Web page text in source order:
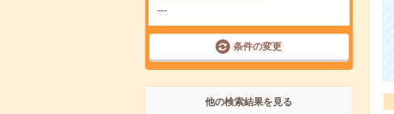
---
条件の変更
他の検索結果を見る